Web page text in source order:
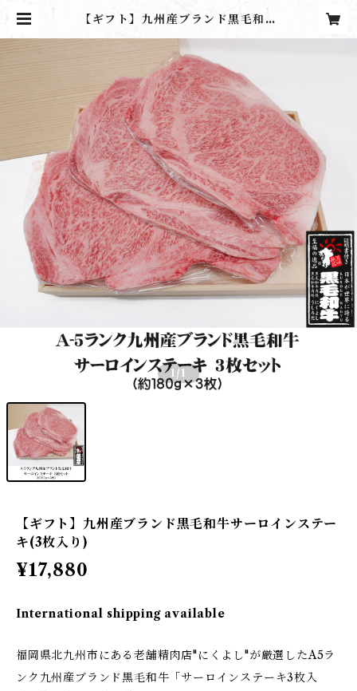
【ギフト】九州産ブランド黒毛和牛
逸品銘柄肉にくよしストア
1 /1
【ギフト】九州産ブランド黒毛和牛サーロインステー
キ(3枚入り)
¥17,880
International shipping available
福岡県北九州市にある老舗精肉店"にくよし"が厳選したA5ラ
ンク九州産ブランド黒毛和牛「サーロインステーキ3枚入